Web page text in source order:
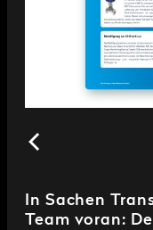
In Sachen
Team voran: